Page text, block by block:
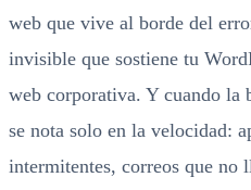
web que vive al borde del
invisible que sostiene tu
web corporativa. Y cuando la
se nota solo en la velocidad:
intermitentes, correos que no